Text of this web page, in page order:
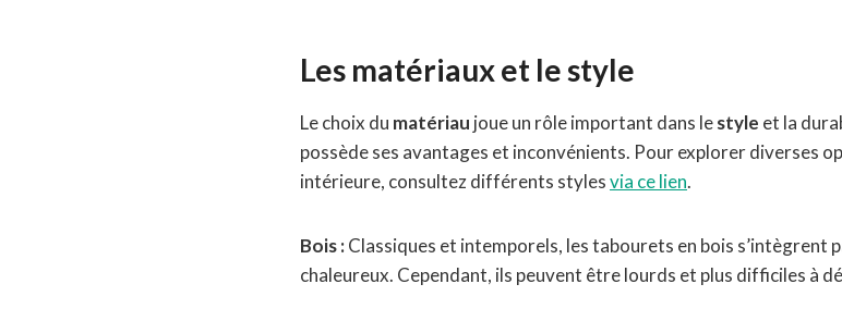
Les matériaux et le style
Le choix du matériau joue un rôle important dans lestyle et la
possède ses avantages et inconvénients. Pour explorer diverses
intérieure, consultez différents stylesvia ce lien.
Bois :Classiques et intemporels, les tabourets en bois s’intègrent
chaleureux. Cependant, ils peuvent être lourds et plus difficiles à